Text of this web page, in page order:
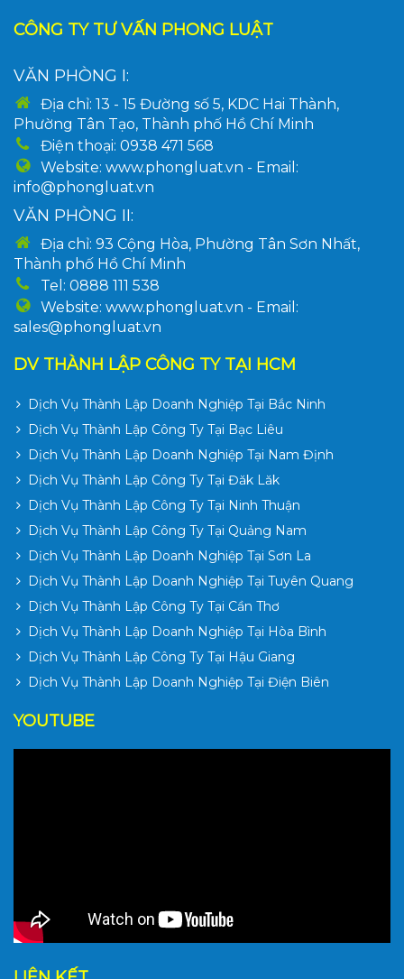
CÔNG TY TƯ VẤN PHONG LUẬT
VĂN PHÒNG I:
Địa chỉ: 13 - 15 Đường số 5, KDC Hai Thành,
Phường Tân Tạo, Thành phố Hồ Chí Minh
Điện thoại: 0938 471 568
Website: www.phongluat.vn - Email:
info@phongluat.vn
VĂN PHÒNG II:
Địa chỉ: 93 Cộng Hòa, Phường Tân Sơn Nhất,
Thành phố Hồ Chí Minh
Tel: 0888 111 538
Website: www.phongluat.vn - Email:
sales@phongluat.vn
DV THÀNH LẬP CÔNG TY TẠI HCM
Dịch Vụ Thành Lập Doanh Nghiệp Tại Bắc Ninh
Dịch Vụ Thành Lập Công Ty Tại Bạc Liêu
Dịch Vụ Thành Lập Doanh Nghiệp Tại Nam Định
Dịch Vụ Thành Lập Công Ty Tại Đăk Lăk
Dịch Vụ Thành Lập Công Ty Tại Ninh Thuận
Dịch Vụ Thành Lập Công Ty Tại Quảng Nam
Dịch Vụ Thành Lập Doanh Nghiệp Tại Sơn La
Dịch Vụ Thành Lập Doanh Nghiệp Tại Tuyên Quang
Dịch Vụ Thành Lập Công Ty Tại Cần Thơ
Dịch Vụ Thành Lập Doanh Nghiệp Tại Hòa Bình
Dịch Vụ Thành Lập Công Ty Tại Hậu Giang
Dịch Vụ Thành Lập Doanh Nghiệp Tại Điện Biên
YOUTUBE